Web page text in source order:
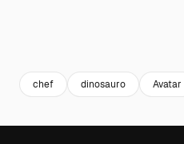
chef dinosauro Avatar